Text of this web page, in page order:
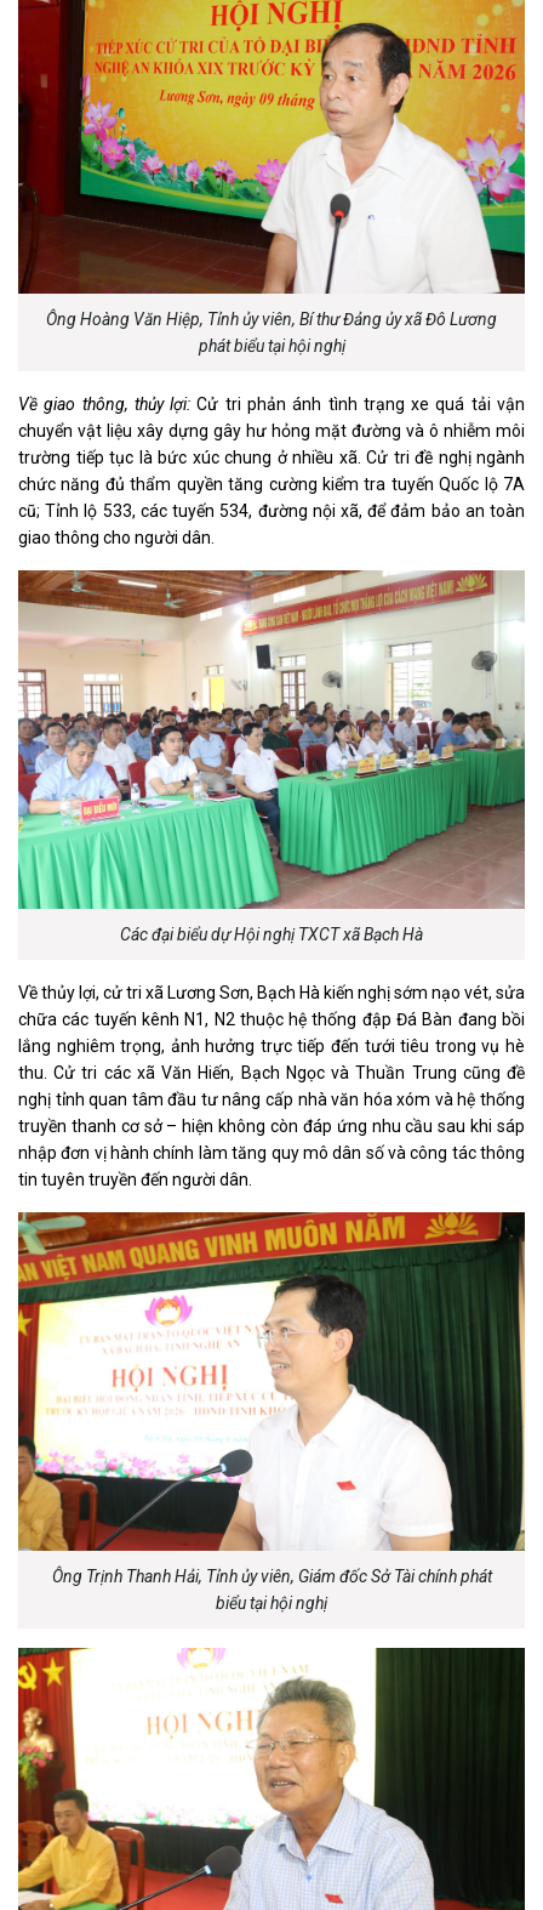
Ông Hoàng Văn Hiệp, Tỉnh ủy viên, Bí thư Đảng ủy xã Đô Lương
phát biểu tại hội nghị
Về giao thông, thủy lợi:Cử tri phản ánh tình trạng xe quá tải vận
chuyển vật liệu xây dựng gây hư hỏng mặt đường và ô nhiễm môi
trường tiếp tục là bức xúc chung ở nhiều xã. Cử tri đề nghị ngành
chức năng đủ thẩm quyền tăng cường kiểm tra tuyến Quốc lộ 7A
cũ; Tỉnh lộ 533, các tuyến 534, đường nội xã, để đảm bảo an toàn
giao thông cho người dân.
Các đại biểu dự Hội nghị TXCT xã Bạch Hà
Về thủy lợi, cử tri xã Lương Sơn, Bạch Hà kiến nghị sớm nạo vét, sửa
chữa các tuyến kênh N1, N2 thuộc hệ thống đập Đá Bàn đang bồi
lắng nghiêm trọng, ảnh hưởng trực tiếp đến tưới tiêu trong vụ hè
thu. Cử tri các xã Văn Hiến, Bạch Ngọc và Thuần Trung cũng đề
nghị tỉnh quan tâm đầu tư nâng cấp nhà văn hóa xóm và hệ thống
truyền thanh cơ sở – hiện không còn đáp ứng nhu cầu sau khi sáp
nhập đơn vị hành chính làm tăng quy mô dân số và công tác thông
tin tuyên truyền đến người dân.
Ông Trịnh Thanh Hải, Tỉnh ủy viên, Giám đốc Sở Tài chính phát
biểu tại hội nghị